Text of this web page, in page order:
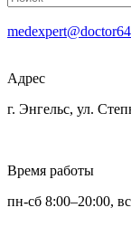
Адрес
г. Энгельс, ул.
Время работы
пн-сб 8:00–20:00,